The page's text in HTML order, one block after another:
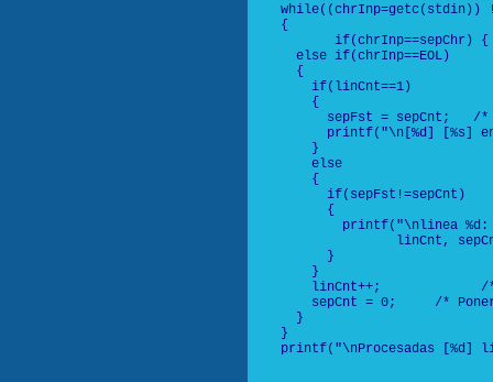
while((chrInp=getc(stdin))
{
if(chrInp==sepChr)
else if(chrInp==EOL)
  {
if(linCnt==1)
    {
sepFst = sepCnt;   /
printf("\n[%d] [%s]
    }
else
    {
if(sepFst!=sepCnt)
      {
printf("\nlinea
linCnt,
      }
    }
linCnt++;
sepCnt = 0;     /*
  }
}
printf("\nProcesadas [%d]